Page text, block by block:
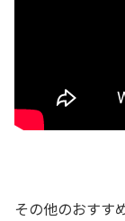
その他のおすす